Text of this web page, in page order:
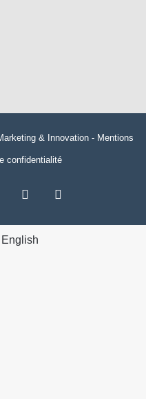
& Innovation - Mentions
confidentialité
Linkedin
English